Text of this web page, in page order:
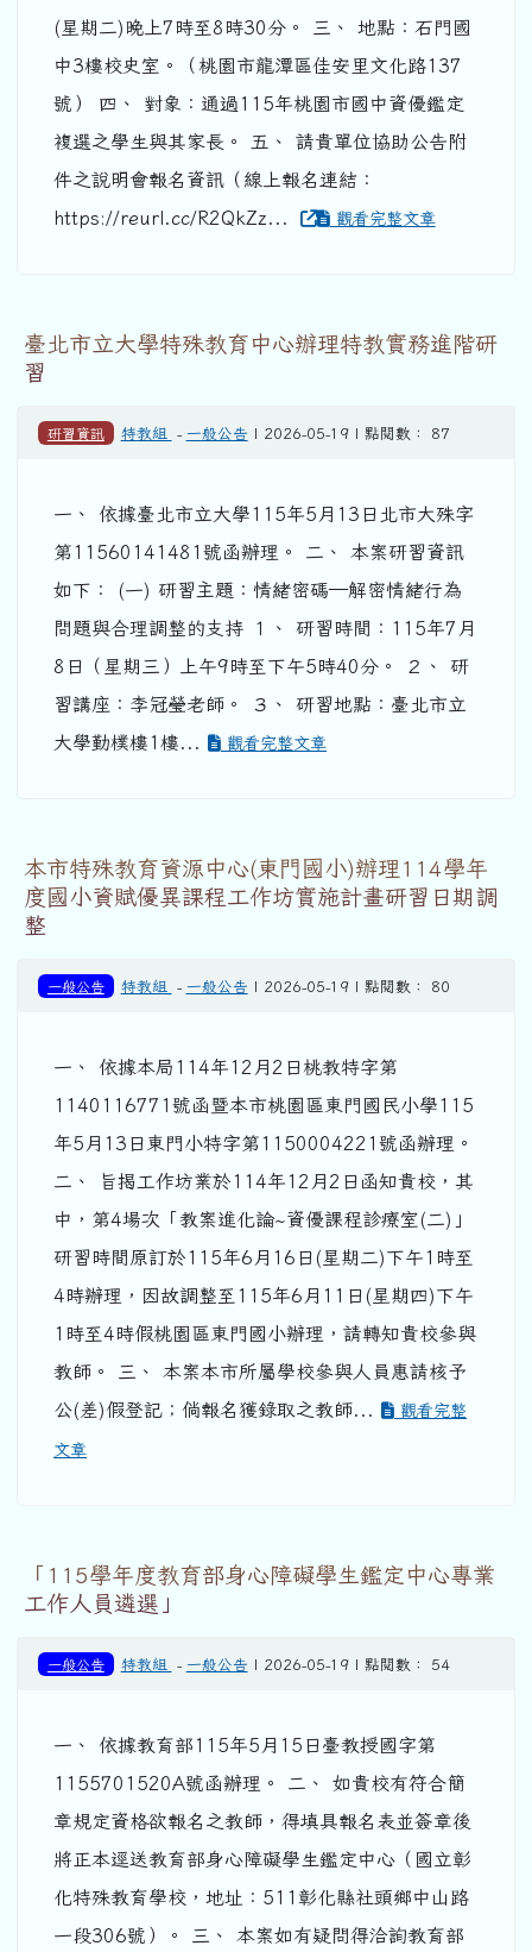
(星期二)晚上7時至8時30分。 三、 地點：石門國
中3樓校史室。（桃園市龍潭區佳安里文化路137
號） 四、 對象：通過115年桃園市國中資優鑑定
複選之學生與其家長。 五、 請貴單位協助公告附
件之說明會報名資訊（線上報名連結：
https://reurl.cc/R2QkZz...
觀看完整文章
臺北市立大學特殊教育中心辦理特教實務進階研
習
研習資訊 特教組 - 一般公告 | 2026-05-19 | 點閱數： 87
一、 依據臺北市立大學115年5月13日北市大殊字
第11560141481號函辦理。 二、 本案研習資訊
如下： (一) 研習主題：情緒密碼—解密情緒行為
問題與合理調整的支持 １、 研習時間：115年7月
8日（星期三）上午9時至下午5時40分。 ２、 研
習講座：李冠瑩老師。 ３、 研習地點：臺北市立
大學勤樸樓1樓...
觀看完整文章
本市特殊教育資源中心(東門國小)辦理114學年
度國小資賦優異課程工作坊實施計畫研習日期調
整
一般公告 特教組 - 一般公告 | 2026-05-19 | 點閱數： 80
一、 依據本局114年12月2日桃教特字第
1140116771號函暨本市桃園區東門國民小學115
年5月13日東門小特字第1150004221號函辦理。
二、 旨揭工作坊業於114年12月2日函知貴校，其
中，第4場次「教案進化論~資優課程診療室(二)」
研習時間原訂於115年6月16日(星期二)下午1時至
4時辦理，因故調整至115年6月11日(星期四)下午
1時至4時假桃園區東門國小辦理，請轉知貴校參與
教師。 三、 本案本市所屬學校參與人員惠請核予
公(差)假登記；倘報名獲錄取之教師...
觀看完整
文章
「115學年度教育部身心障礙學生鑑定中心專業
工作人員遴選」
一般公告 特教組 - 一般公告 | 2026-05-19 | 點閱數： 54
一、 依據教育部115年5月15日臺教授國字第
1155701520A號函辦理。 二、 如貴校有符合簡
章規定資格欲報名之教師，得填具報名表並簽章後
將正本逕送教育部身心障礙學生鑑定中心（國立彰
化特殊教育學校，地址：511彰化縣社頭鄉中山路
一段306號）。 三、 本案如有疑問得洽詢教育部